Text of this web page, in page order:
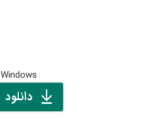
Windows
دانلود